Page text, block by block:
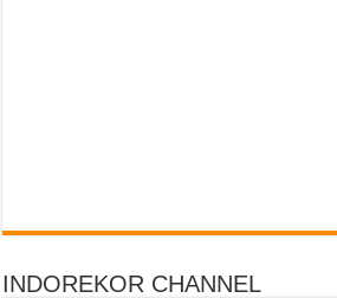
INDOREKOR CHANNEL